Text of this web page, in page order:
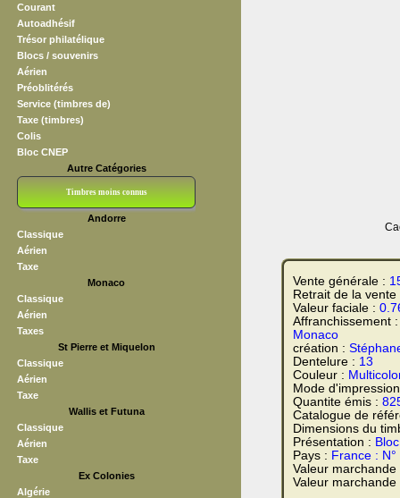
Courant
Autoadhésif
Trésor philatélique
Blocs / souvenirs
Aérien
Préoblitérés
Service (timbres de)
Taxe (timbres)
Colis
Bloc CNEP
Autre Catégories
Timbres moins connus
Andorre
Classique
Aérien
Taxe
Monaco
Classique
Aérien
Taxes
St Pierre et Miquelon
Classique
Aérien
Taxe
Wallis et Futuna
Classique
Aérien
Taxe
Ex Colonies
Algérie
Vente générale :
Retrait de la
Valeur faciale :
Affranchissement
Monaco
création :
Dentelure : 13
Couleur :
Mode
Quantite émis :
Catalogue de
Dimensions du
Présentation :
Pays : France :
Valeur
Valeur